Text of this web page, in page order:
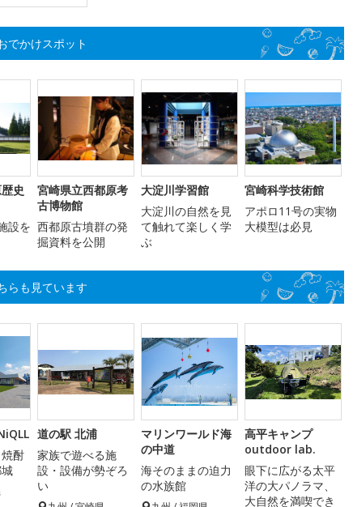
でかけスポット
史
設を
宮崎県立西都原考
古博物館
西都原古墳群の発
掘資料を公開
大淀川学習館
大淀川の自然を見
て触れて楽しく学
ぶ
宮崎科学技術館
アポロ11号の実物
大模型は必見
らも見ています
酎
道の駅 北浦
家族で遊べる施
設・設備が勢ぞろ
い
マリンワールド海
の中道
海そのままの迫力
の水族館
高平キャンプ
outdoor lab.
眼下に広がる太平
洋の大パノラマ、
大自然を満喫でき